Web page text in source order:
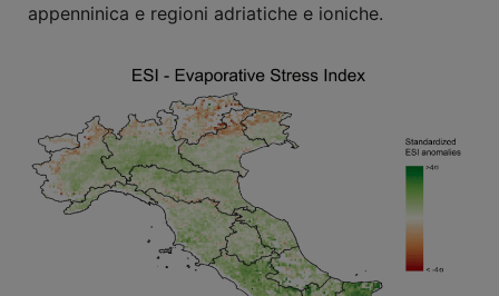
appenninica e regioni adriatiche e ioniche.